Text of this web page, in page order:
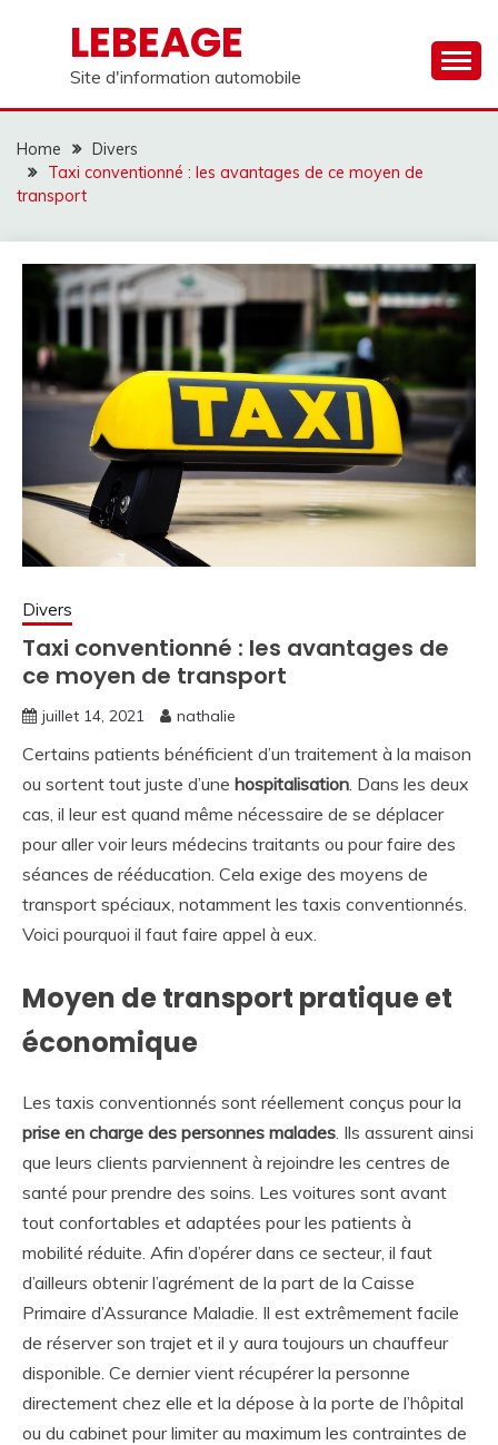
LEBEAGE
Site d'information automobile
Home
Divers
Taxi conventionné : les avantages de ce moyen de
transport
Divers
Taxi conventionné : les avantages de
ce moyen de transport
juillet 14, 2021 nathalie
Certains patients bénéficient d’un traitement à la maison
ou sortent tout juste d’une hospitalisation . Dans les deux
cas, il leur est quand même nécessaire de se déplacer
pour aller voir leurs médecins traitants ou pour faire des
séances de rééducation. Cela exige des moyens de
transport spéciaux, notamment les taxis conventionnés.
Voici pourquoi il faut faire appel à eux.
Moyen de transport pratique et
économique
Les taxis conventionnés sont réellement conçus pour la
prise en charge des personnes malades . Ils assurent ainsi
que leurs clients parviennent à rejoindre les centres de
santé pour prendre des soins. Les voitures sont avant
tout confortables et adaptées pour les patients à
mobilité réduite. Afin d’opérer dans ce secteur, il faut
d’ailleurs obtenir l’agrément de la part de la Caisse
Primaire d’Assurance Maladie. Il est extrêmement facile
de réserver son trajet et il y aura toujours un chauffeur
disponible. Ce dernier vient récupérer la personne
directement chez elle et la dépose à la porte de l’hôpital
ou du cabinet pour limiter au maximum les contraintes de